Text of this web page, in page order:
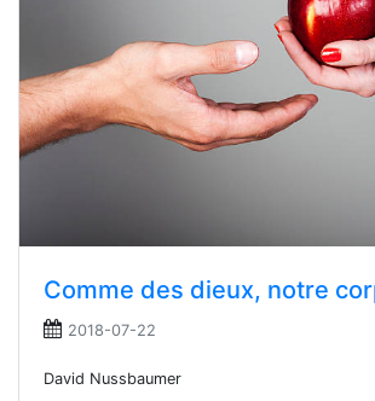
Comme des dieux, notre
2018-07-22
David Nussbaumer